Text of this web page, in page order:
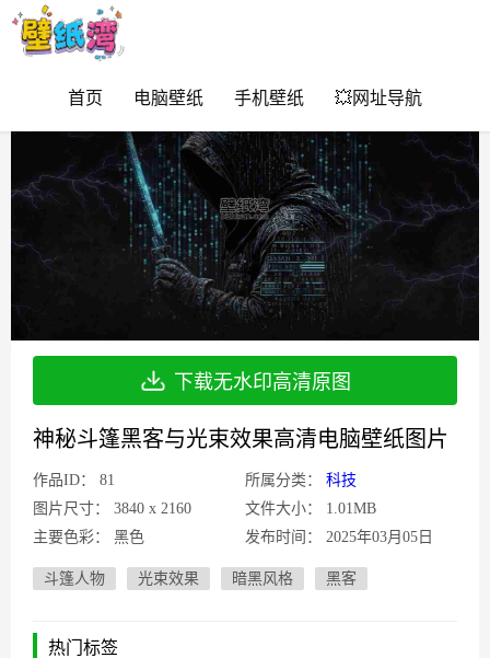
首页 电脑壁纸 手机壁纸 💥网址导航
下载无水印高清原图
神秘斗篷黑客与光束效果高清电脑壁纸图片
作品ID： 81 所属分类：
科技
图片尺寸：
3840 x 2160 文件大小：
1.01MB
主要色彩：
黑色 发布时间： 2025年03月05日
斗篷人物 光束效果 暗黑风格 黑客
热门标签